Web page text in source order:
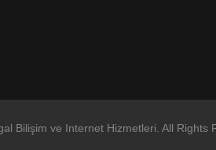
Bilişim ve Internet Hizmetleri. All Rights